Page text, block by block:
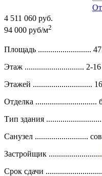
4 511 060 руб.
94 000 руб/м2
Площадь ..........................
Этаж ............................. 2-16
Этажей ............................. 16
Отделка ..............................
Тип здания
Санузел ..........................
Застройщик ..........................
Срок сдачи